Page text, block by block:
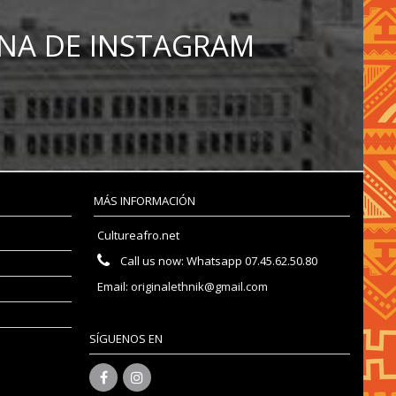
DE INSTAGRAM
MÁS INFORMACIÓN
Cultureafro.net
Call us now: Whatsapp 07.45.62.50.80
Email: originalethnik@gmail.com
SÍGUENOS EN